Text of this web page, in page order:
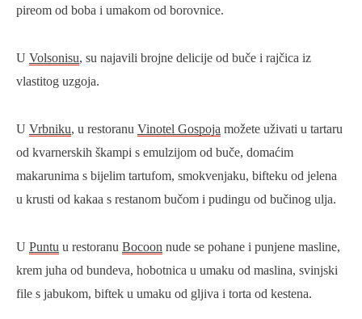
pireom od boba i umakom od borovnice.
U Volsonisu, su najavili brojne delicije od buče i rajčica iz
vlastitog uzgoja.
U Vrbniku, u restoranu Vinotel Gospoja možete uživati u tartaru
od kvarnerskih škampi s emulzijom od buče, domaćim
makarunima s bijelim tartufom, smokvenjaku, bifteku od jelena
u krusti od kakaa s restanom bučom i pudingu od bučinog ulja.
U Puntu u restoranu Bocoon nude se pohane i punjene masline,
krem juha od bundeva, hobotnica u umaku od maslina, svinjski
file s jabukom, biftek u umaku od gljiva i torta od kestena.